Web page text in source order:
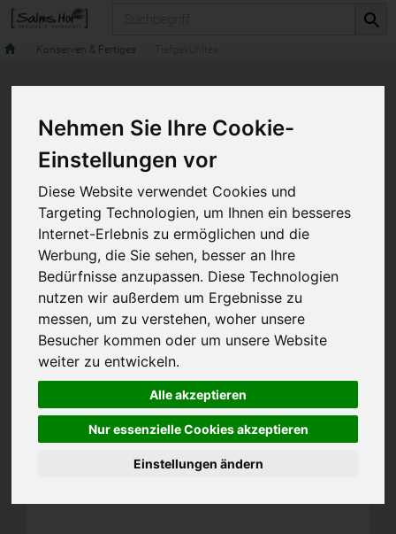
Nehmen Sie Ihre Cookie-
Einstellungen vor
Diese Website verwendet Cookies und
Targeting Technologien, um Ihnen ein besseres
Internet-Erlebnis zu ermöglichen und die
Werbung, die Sie sehen, besser an Ihre
Bedürfnisse anzupassen. Diese Technologien
nutzen wir außerdem um Ergebnisse zu
messen, um zu verstehen, woher unsere
Besucher kommen oder um unsere Website
weiter zu entwickeln.
Alle akzeptieren
Nur essenzielle Cookies akzeptieren
Einstellungen ändern
Konserven & Fertiges